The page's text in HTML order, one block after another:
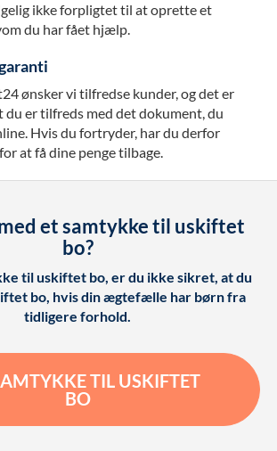
ikke forpligtet til at oprette et
du har fået hjælp.
ønsker vi tilfredse kunder, og det er
du er tilfreds med det dokument, du
Hvis du fortryder, har du derfor
at få dine penge tilbage.
et samtykke til uskiftet
bo?
til uskiftet bo, er du ikke sikret, at du
bo, hvis din ægtefælle har børn fra
tidligere forhold.
TIL USKIFTET
BO